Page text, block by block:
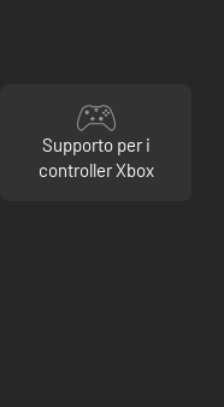
Supporto per i
controller Xbox